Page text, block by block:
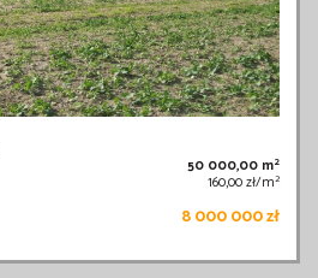
50 000,00 m2
160,00 zł/m2
8 000 000 zł